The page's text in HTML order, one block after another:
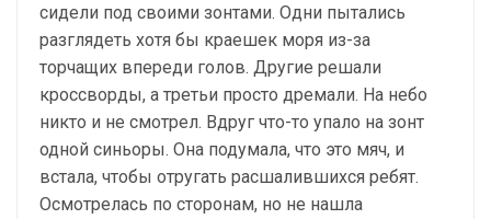
сидели под своими зонтами. Одни пытались
разглядеть хотя бы краешек моря из-за
торчащих впереди голов. Другие решали
кроссворды, а третьи просто дремали. На небо
никто и не смотрел. Вдруг что-то упало на зонт
одной синьоры. Она подумала, что это мяч, и
встала, чтобы отругать расшалившихся ребят.
Осмотрелась по сторонам, но не нашла